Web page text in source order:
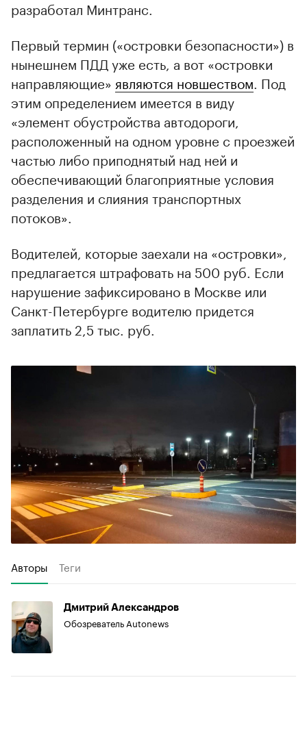
разработал Минтранс.
Первый термин («островки безопасности») в
нынешнем ПДД уже есть, а вот «островки
направляющие» являются новшеством. Под
этим определением имеется в виду
«элемент обустройства автодороги,
расположенный на одном уровне с проезжей
частью либо приподнятый над ней и
обеспечивающий благоприятные условия
разделения и слияния транспортных
потоков».
Водителей, которые заехали на «островки»,
предлагается штрафовать на 500 руб. Если
нарушение зафиксировано в Москве или
Санкт-Петербурге водителю придется
заплатить 2,5 тыс. руб.
Авторы Теги
Дмитрий Александров
Обозреватель Autonews